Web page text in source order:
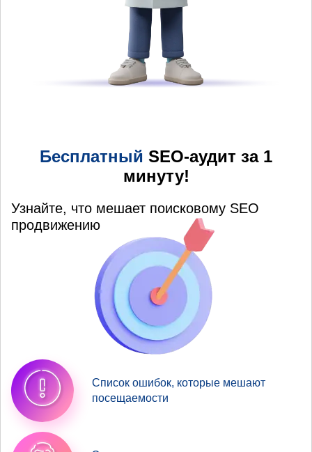
Бесплатный SEO-аудит за 1
минуту!
Узнайте, что мешает поисковому SEO
продвижению
Список ошибок, которые мешают
посещаемости